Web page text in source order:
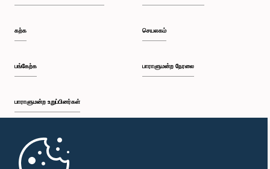
கற்க
பங்கேற்க
பாராளுமன்ற உறுப்பினர்கள்
முதற்பக்கம்
செயலகம்
பாராளுமன்ற நேரலை